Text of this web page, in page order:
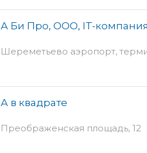
А Би Про, ООО, IT-компания
Шереметьево аэропорт,
А в квадрате
Преображенская площадь, 12